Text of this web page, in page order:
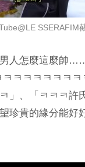
SSERAFIM
人怎麼這麼帥
ㅋㅋㅋㅋㅋㅋ
」、「ㅋㅋㅋ許
珍貴的緣分能好